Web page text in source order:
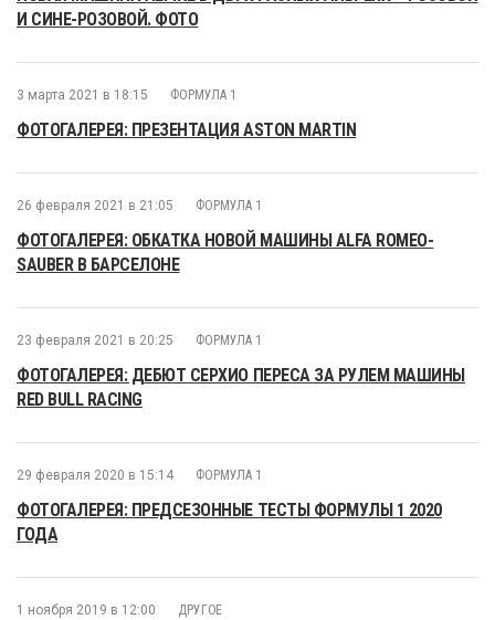
И СИНЕ-РОЗОВОЙ. ФОТО
3 марта 2021 в 18:15 ФОРМУЛА 1
ФОТОГАЛЕРЕЯ: ПРЕЗЕНТАЦИЯ ASTON MARTIN
26 февраля 2021 в 21:05 ФОРМУЛА 1
ФОТОГАЛЕРЕЯ: ОБКАТКА НОВОЙ МАШИНЫ ALFA ROMEO-
SAUBER В БАРСЕЛОНЕ
23 февраля 2021 в 20:25 ФОРМУЛА 1
ФОТОГАЛЕРЕЯ: ДЕБЮТ СЕРХИО ПЕРЕСА ЗА РУЛЕМ МАШИНЫ
RED BULL RACING
29 февраля 2020 в 15:14 ФОРМУЛА 1
ФОТОГАЛЕРЕЯ: ПРЕДСЕЗОННЫЕ ТЕСТЫ ФОРМУЛЫ 1 2020
ГОДА
1 ноября 2019 в 12:00 ДРУГОЕ